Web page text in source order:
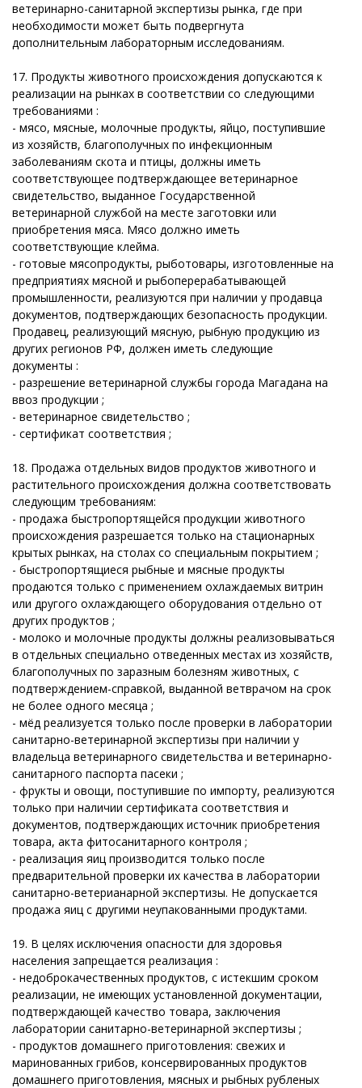
ветеринарно-санитарной экспертизы рынка, где при
необходимости может быть подвергнута
дополнительным лабораторным исследованиям.
17. Продукты животного происхождения допускаются к
реализации на рынках в соответствии со следующими
требованиями :
- мясо, мясные, молочные продукты, яйцо, поступившие
из хозяйств, благополучных по инфекционным
заболеваниям скота и птицы, должны иметь
соответствующее подтверждающее ветеринарное
свидетельство, выданное Государственной
ветеринарной службой на месте заготовки или
приобретения мяса. Мясо должно иметь
соответствующие клейма.
- готовые мясопродукты, рыботовары, изготовленные на
предприятиях мясной и рыбоперерабатывающей
промышленности, реализуются при наличии у продавца
документов, подтверждающих безопасность продукции.
Продавец, реализующий мясную, рыбную продукцию из
других регионов РФ, должен иметь следующие
документы :
- разрешение ветеринарной службы города Магадана на
ввоз продукции ;
- ветеринарное свидетельство ;
- сертификат соответствия ;
18. Продажа отдельных видов продуктов животного и
растительного происхождения должна соответствовать
следующим требованиям:
- продажа быстропортящейся продукции животного
происхождения разрешается только на стационарных
крытых рынках, на столах со специальным покрытием ;
- быстропортящиеся рыбные и мясные продукты
продаются только с применением охлаждаемых витрин
или другого охлаждающего оборудования отдельно от
других продуктов ;
- молоко и молочные продукты должны реализовываться
в отдельных специально отведенных местах из хозяйств,
благополучных по заразным болезням животных, с
подтверждением-справкой, выданной ветврачом на срок
не более одного месяца ;
- мёд реализуется только после проверки в лаборатории
санитарно-ветеринарной экспертизы при наличии у
владельца ветеринарного свидетельства и ветеринарно-
санитарного паспорта пасеки ;
- фрукты и овощи, поступившие по импорту, реализуются
только при наличии сертификата соответствия и
документов, подтверждающих источник приобретения
товара, акта фитосанитарного контроля ;
- реализация яиц производится только после
предварительной проверки их качества в лаборатории
санитарно-ветерианарной экспертизы. Не допускается
продажа яиц с другими неупакованными продуктами.
19. В целях исключения опасности для здоровья
населения запрещается реализация :
- недоброкачественных продуктов, с истекшим сроком
реализации, не имеющих установленной документации,
подтверждающей качество товара, заключения
лаборатории санитарно-ветеринарной экспертизы ;
- продуктов домашнего приготовления: свежих и
маринованных грибов, консервированных продуктов
домашнего приготовления, мясных и рыбных рубленых